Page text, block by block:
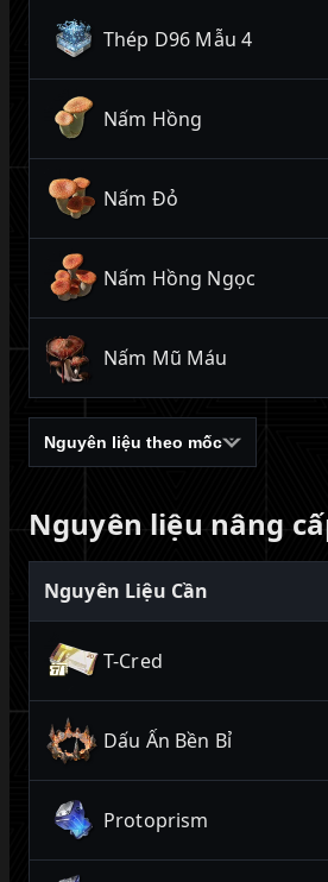
Thép D96 Mẫu 4
Nấm Hồng
Nấm Đỏ
Nấm Hồng Ngọc
Nấm Mũ Máu
Nguyên liệu theo mốc
Nguyên liệu nâng
Nguyên Liệu Cần
T-Cred
Dấu Ấn Bền Bỉ
Protoprism